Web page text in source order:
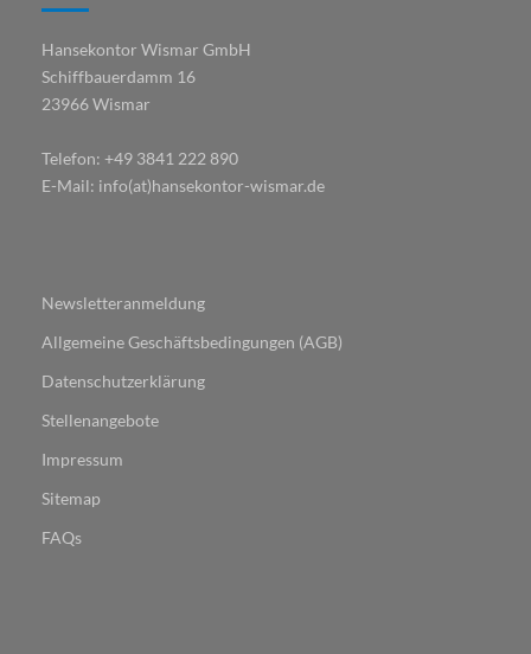
Hansekontor Wismar GmbH
Schiffbauerdamm 16
23966 Wismar
Telefon: +49 3841 222 890
E-Mail: info(at)hansekontor-wismar.de
Newsletteranmeldung
Allgemeine Geschäftsbedingungen (AGB)
Datenschutzerklärung
Stellenangebote
Impressum
Sitemap
FAQs